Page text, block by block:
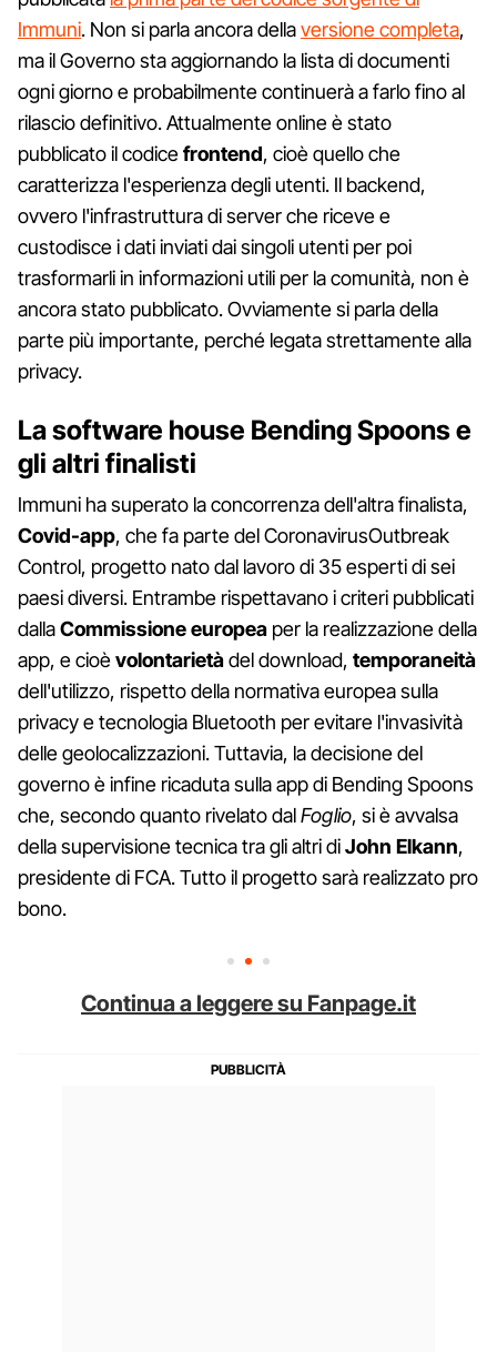
Immuni. Non si parla ancora dellaversione completa,
ma il Governo sta aggiornando la lista di documenti
ogni giorno e probabilmente continuerà a farlo fino al
rilascio definitivo. Attualmente online è stato
pubblicato il codicefrontend, cioè quello che
caratterizza l'esperienza degli utenti. Il backend,
ovvero l'infrastruttura di server che riceve e
custodisce i dati inviati dai singoli utenti per poi
trasformarli in informazioni utili per la comunità, non è
ancora stato pubblicato. Ovviamente si parla della
parte più importante, perché legata strettamente alla
privacy.
La software house Bending Spoons e
gli altri finalisti
Immuni ha superato la concorrenza dell'altra finalista,
Covid-app, che fa parte del CoronavirusOutbreak
Control, progetto nato dal lavoro di 35 esperti di sei
paesi diversi. Entrambe rispettavano i criteri pubblicati
dallaCommissioneeuropea per la realizzazione della
app, e cioèvolontarietàdel download, temporaneità
dell'utilizzo, rispetto della normativa europea sulla
privacy e tecnologia Bluetooth per evitare l'invasività
delle geolocalizzazioni. Tuttavia, la decisione del
governo è infine ricaduta sulla app di Bending Spoons
che, secondo quanto rivelato dalFoglio, si è avvalsa
della supervisione tecnica tra gli altri diJohn Elkann,
presidente di FCA. Tutto il progetto sarà realizzato pro
bono.
Continua a leggere su Fanpage.it